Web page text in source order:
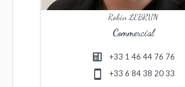
Robin LEBRUN
Commercial
+33 1 46 44 76 76
+33 6 84 38 20 33